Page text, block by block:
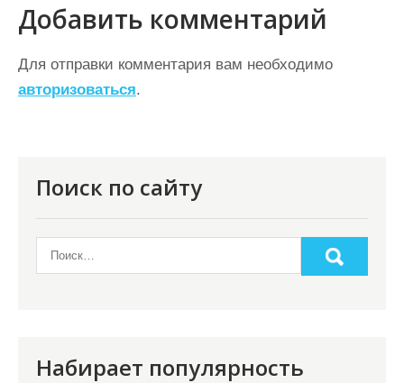
и
г
а
Добавить комментарий
Для отправки комментария вам необходимо
авторизоваться.
Поиск по сайту
Набирает популярность